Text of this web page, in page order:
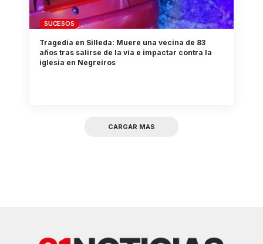
SUCESOS
Tragedia en Silleda: Muere una vecina de 83
años tras salirse de la vía e impactar contra la
iglesia en Negreiros
CARGAR MAS